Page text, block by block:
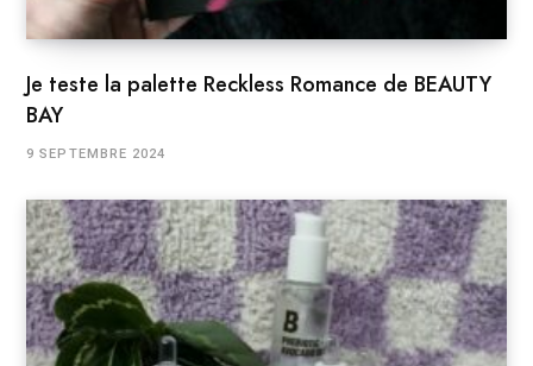
Je teste la palette Reckless Romance de BEAUTY
BAY
9 SEPTEMBRE 2024